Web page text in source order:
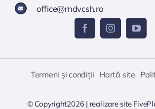
office@rndvcsh.ro
Termeni și condiții Hartă site
© Copyright2026 | realizare site